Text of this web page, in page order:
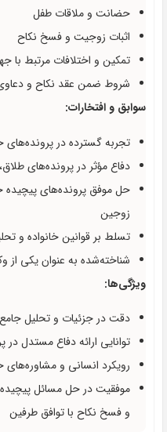
حضانت و ملاقات طفل
اثبات زوجیت و فسخ نکاح
تمکین و اختلافات مرتبط با
شروط ضمن عقد نکاح و
سوابق و افتخارات:
تجربه گسترده در
دفاع مؤثر در پرونده‌های
حل موفق پرونده‌های پیچیده
زوجین
تسلط بر قوانین خانواده و
شناخته‌شده به عنوان یکی از
ویژگی‌ها:
دقت در جزئیات و تحلیل
توانایی ارائه دفاع مستدل در
رویکرد انسانی و
موفقیت در حل مسائل
و فسخ نکاح با توافق طرفین